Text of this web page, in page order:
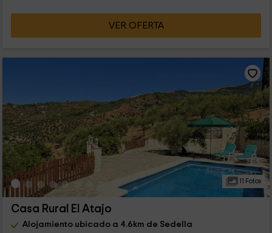
VER OFERTA
11 Fotos
Casa Rural El Atajo
Alojamiento ubicado a 4.6km de Sedella